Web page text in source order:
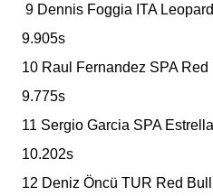
9 Dennis Foggia ITA
9.905s
10 Raul Fernandez SPA Red
9.775s
11 Sergio Garcia SPA
10.202s
12 Deniz Öncü TUR Red